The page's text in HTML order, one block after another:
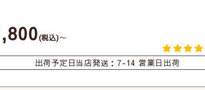
税込 〜
出荷予定日当店発送：7-14 営業日出荷